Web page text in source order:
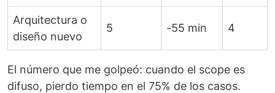
Arquitectura o
diseño nuevo
5 -55 min 4
El número que me golpeó: cuando el scope es
difuso, pierdo tiempo en el 75% de los casos.